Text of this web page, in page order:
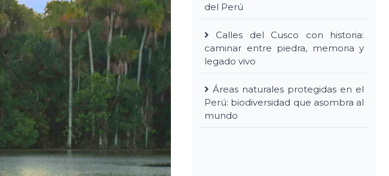
del Perú
Calles del Cusco con historia:
caminar entre piedra, memoria y
legado vivo
Áreas naturales protegidas en el
Perú: biodiversidad que asombra al
mundo